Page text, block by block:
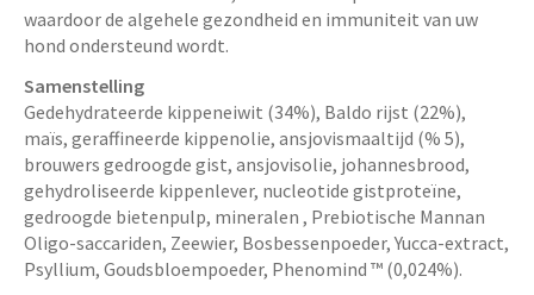
waardoor de algehele gezondheid en immuniteit van uw
hond ondersteund wordt.
Samenstelling
Gedehydrateerde kippeneiwit (34%), Baldo rijst (22%),
maïs, geraffineerde kippenolie, ansjovismaaltijd (% 5),
brouwers gedroogde gist, ansjovisolie, johannesbrood,
gehydroliseerde kippenlever, nucleotide gistproteïne,
gedroogde bietenpulp, mineralen , Prebiotische Mannan
Oligo-saccariden, Zeewier, Bosbessenpoeder, Yucca-extract,
Psyllium, Goudsbloempoeder, Phenomind ™ (0,024%).